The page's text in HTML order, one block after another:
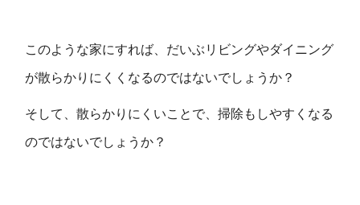
このような家にすれば、だいぶリビングやダイニング
が散らかりにくくなるのではないでしょうか？
そして、散らかりにくいことで、掃除もしやすくなる
のではないでしょうか？